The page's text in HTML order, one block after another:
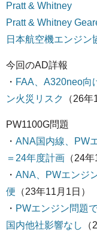
Pratt & Whitney
Pratt & Whitney
日本航空機エンジン
今回のAD詳報
・ FAA、A320neo
ン火災リスク
（26年
PW1100G問題
・ ANA国内線、PW
＝24年度計画 （24
・ ANA、PWエンジ
便 （23年11月1日）
・ PWエンジン問題
国内他社影響なし